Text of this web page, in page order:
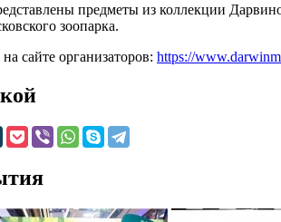
предметы из коллекции
зоопарка.
сайте организаторов: https://